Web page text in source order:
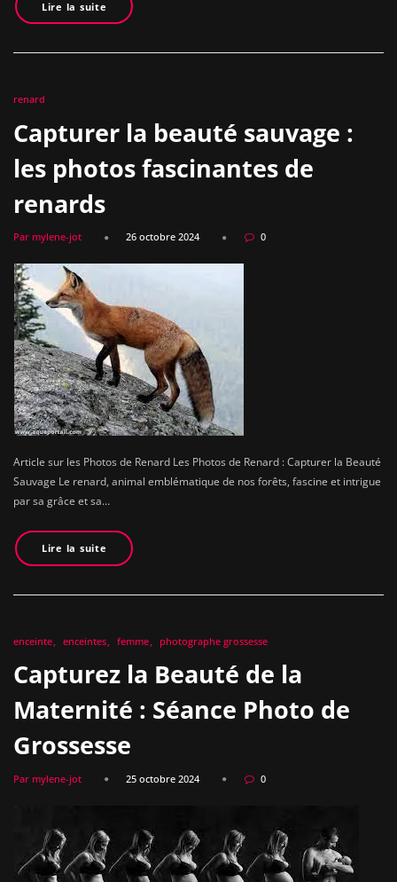
Lire la suite
renard
Capturer la beauté sauvage :
les photos fascinantes de
renards
Par mylene-jot 26 octobre 2024 0
Article sur les Photos de Renard Les Photos de Renard : Capturer la Beauté
Sauvage Le renard, animal emblématique de nos forêts, fascine et intrigue
par sa grâce et sa…
Lire la suite
enceinte enceintes femme photographe grossesse
Capturez la Beauté de la
Maternité : Séance Photo de
Grossesse
Par mylene-jot 25 octobre 2024 0